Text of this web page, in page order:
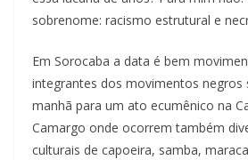
sobrenome: racismo estrutural e
Em Sorocaba a data é bem
integrantes dos movimentos negros
manhã para um ato ecumênico na
Camargo onde ocorrem também
culturais de capoeira, samba,